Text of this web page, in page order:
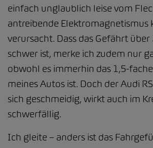
einfach unglaublich leise vom
antreibende Elektromagnetismus
verursacht. Dass das Gefährt über
schwer ist, merke ich zudem nur
obwohl es immerhin das 1,5-
meines Autos ist. Doch der Audi
sich geschmeidig, wirkt auch im
schwerfällig.
Ich gleite – anders ist das